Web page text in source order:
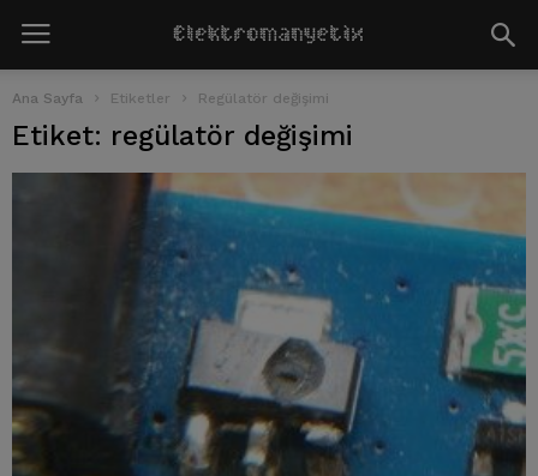
Ana Sayfa Etiketler Regülatör değişimi
Etiket: regülatör değişimi